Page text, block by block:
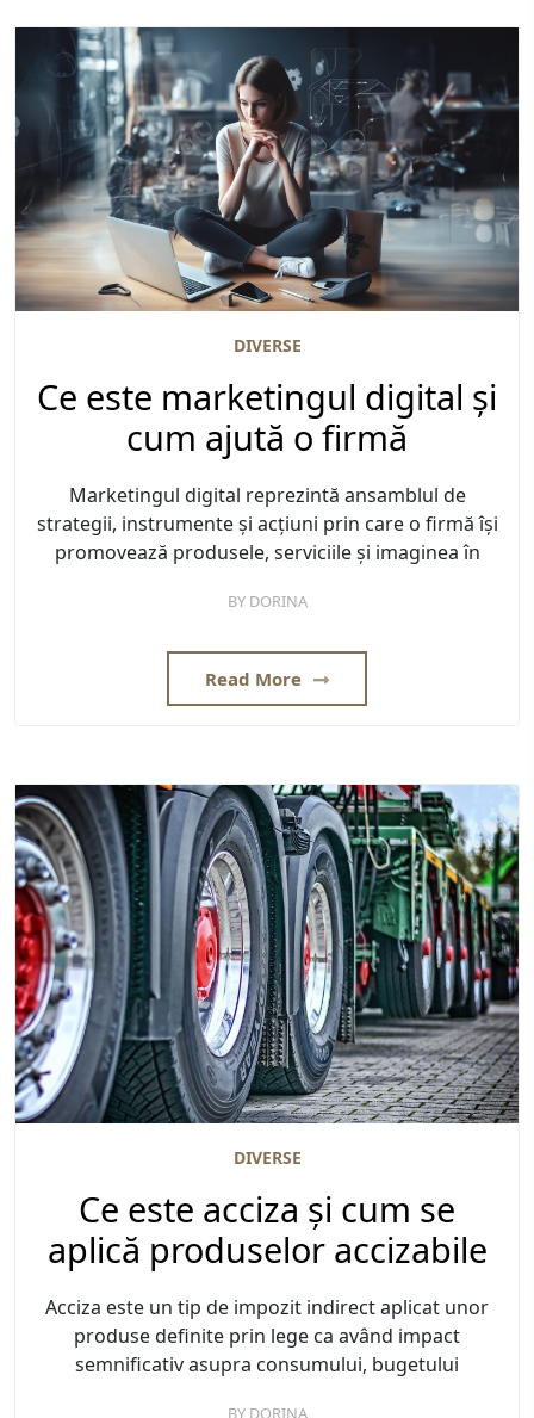
DIVERSE
Ce este marketingul digital și
cum ajută o firmă
Marketingul digital reprezintă ansamblul de
strategii, instrumente și acțiuni prin care o firmă își
promovează produsele, serviciile și imaginea în
BY DORINA
Read More
DIVERSE
Ce este acciza și cum se
aplică produselor accizabile
Acciza este un tip de impozit indirect aplicat unor
produse definite prin lege ca având impact
semnificativ asupra consumului, bugetului
BY DORINA